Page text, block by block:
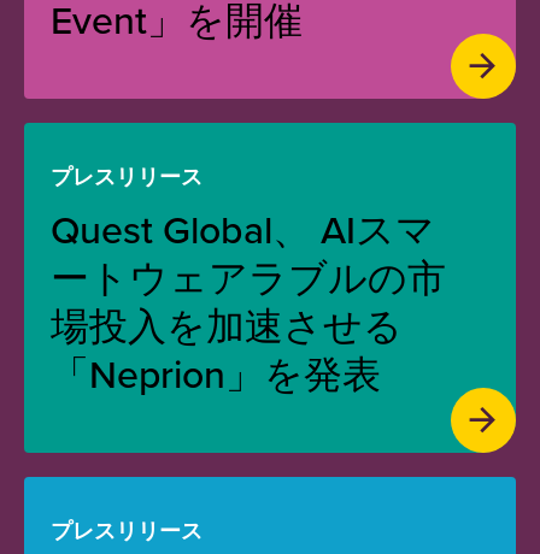
Event」を開催
プレスリリース
Quest Global、 AIスマ
ートウェアラブルの市
場投入を加速させる
「Neprion」を発表
プレスリリース